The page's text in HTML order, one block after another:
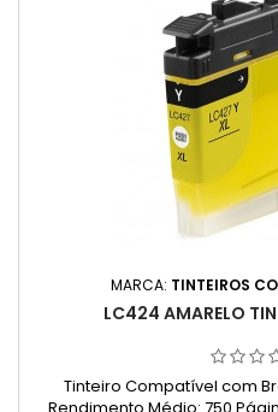
MARCA: TINTEIROS
LC424 AMARELO
Tinteiro Compatível com